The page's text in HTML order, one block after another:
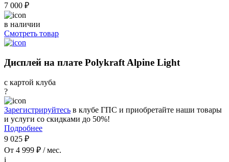
7 000 ₽
в наличии
Смотреть товар
Дисплей на плате Polykraft Alpine Light
с картой клуба
?
Зарегистрируйтесь в клубе ГПС и приобретайте наши товары
и услуги со скидками до 50%!
Подробнее
9 025 ₽
От 4 999 ₽ / мес.
i